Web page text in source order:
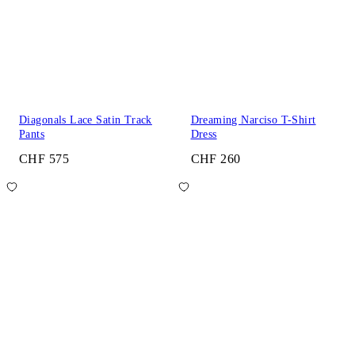
Diagonals Lace Satin Track
Pants
CHF 575
Dreaming Narciso T-Shirt
Dress
CHF 260